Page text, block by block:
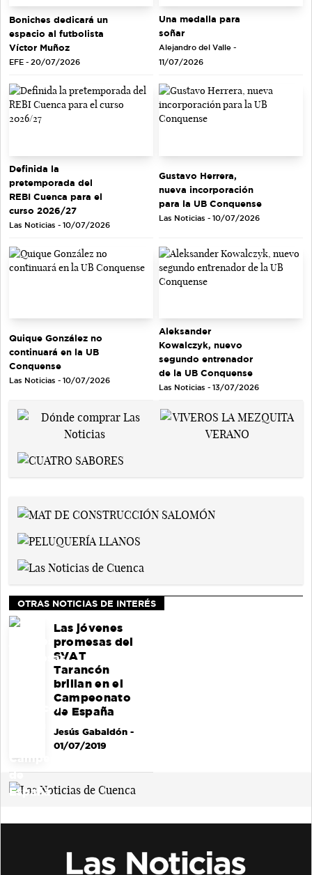
Boniches dedicará un
espacio al futbolista
Víctor Muñoz
EFE - 20/07/2026
Una medalla para
soñar
Alejandro del Valle -
11/07/2026
Definida la
pretemporada del
REBI Cuenca para el
curso 2026/27
Las Noticias - 10/07/2026
Gustavo Herrera,
nueva incorporación
para la UB Conquense
Las Noticias - 10/07/2026
Quique González no
continuará en la UB
Conquense
Las Noticias - 10/07/2026
Aleksander
Kowalczyk, nuevo
segundo entrenador
de la UB Conquense
Las Noticias - 13/07/2026
OTRAS NOTICIAS DE INTERÉS
Las jóvenes
promesas del
SVAT
Tarancón
brillan en el
Campeonato
de España
Jesús Gabaldón -
01/07/2019